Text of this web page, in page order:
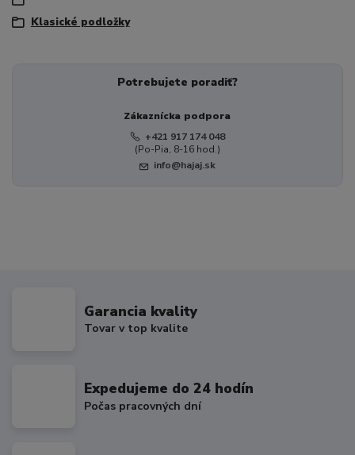
Klasické podložky
Potrebujete poradiť?
Zákaznícka podpora
+421 917 174 048
(Po-Pia, 8-16 hod.)
info@hajaj.sk
Garancia kvality
Tovar v top kvalite
Expedujeme do 24 hodín
Počas pracovných dní